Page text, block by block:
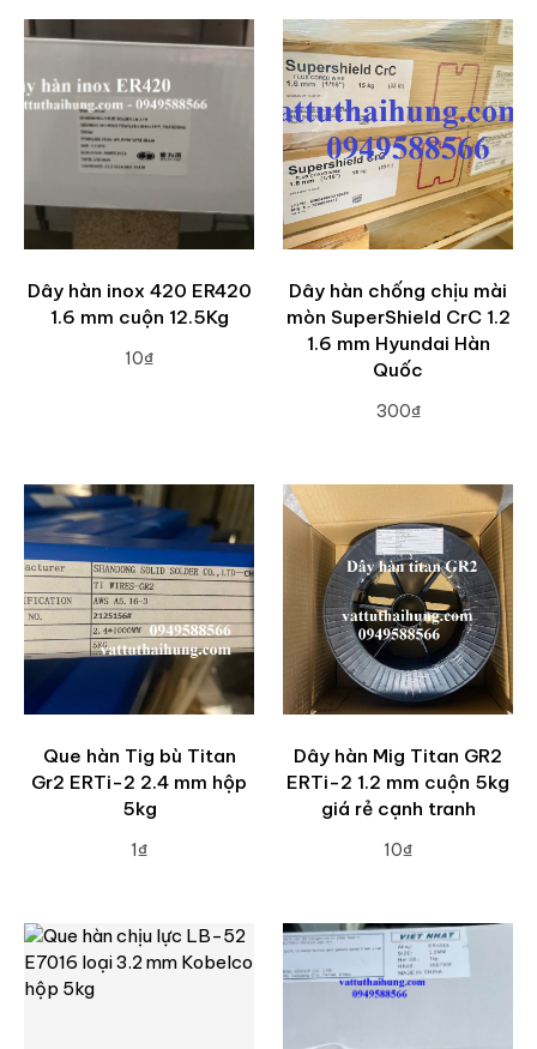
Dây hàn inox 420 ER420
1.6 mm cuộn 12.5Kg
10₫
Dây hàn chống chịu mài
mòn SuperShield CrC 1.2
1.6 mm Hyundai Hàn
Quốc
300₫
Que hàn Tig bù Titan
Gr2 ERTi-2 2.4 mm hộp
5kg
1₫
Dây hàn Mig Titan GR2
ERTi-2 1.2 mm cuộn 5kg
giá rẻ cạnh tranh
10₫